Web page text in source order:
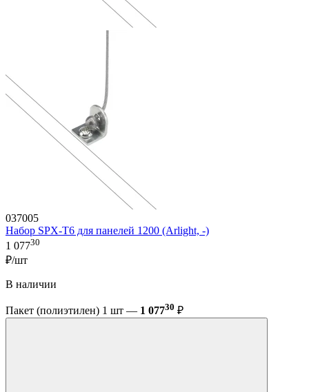
037005
Набор SPX-T6 для панелей 1200 (Arlight, -)
1 07730
₽/шт
В наличии
Пакет (полиэтилен) 1 шт — 1 07730 ₽